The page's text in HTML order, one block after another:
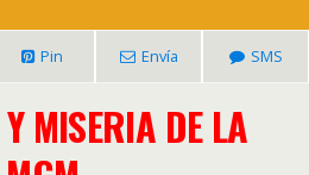
Pin Envía SMS
MISERIA DE LA